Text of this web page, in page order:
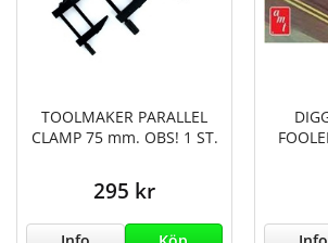
TOOLMAKER PARALLEL
CLAMP 75 mm. OBS! 1 ST.
295 kr